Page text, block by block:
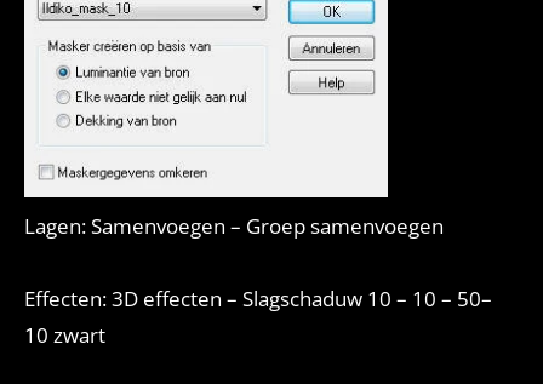
Lagen: Samenvoegen – Groep samenvoegen
Effecten: 3D effecten – Slagschaduw 10 – 10 – 50–
10 zwart